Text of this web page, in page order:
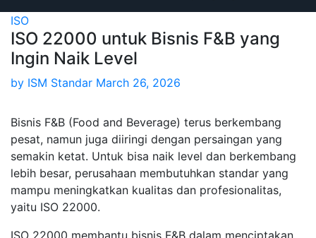
ISO
ISO 22000 untuk Bisnis F&B yang
Ingin Naik Level
by ISM Standar March 26, 2026
Bisnis F&B (Food and Beverage) terus berkembang
pesat, namun juga diiringi dengan persaingan yang
semakin ketat. Untuk bisa naik level dan berkembang
lebih besar, perusahaan membutuhkan standar yang
mampu meningkatkan kualitas dan profesionalitas,
yaitu ISO 22000.
ISO 22000 membantu bisnis F&B dalam menciptakan